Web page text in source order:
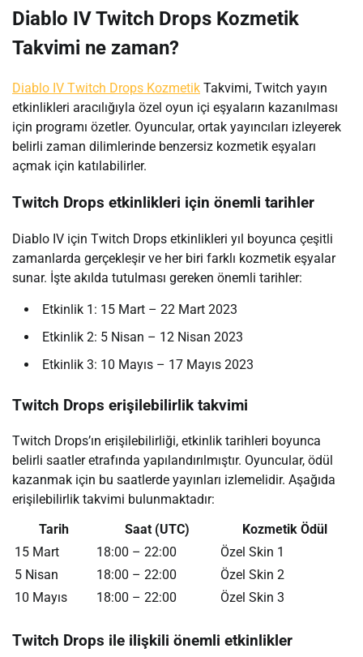
Diablo IV Twitch Drops Kozmetik
Takvimi ne zaman?
Diablo IV Twitch Drops Kozmetik Takvimi, Twitch yayın
etkinlikleri aracılığıyla özel oyun içi eşyaların kazanılması
için programı özetler. Oyuncular, ortak yayıncıları izleyerek
belirli zaman dilimlerinde benzersiz kozmetik eşyaları
açmak için katılabilirler.
Twitch Drops etkinlikleri için önemli tarihler
Diablo IV için Twitch Drops etkinlikleri yıl boyunca çeşitli
zamanlarda gerçekleşir ve her biri farklı kozmetik eşyalar
sunar. İşte akılda tutulması gereken önemli tarihler:
Etkinlik 1: 15 Mart – 22 Mart 2023
Etkinlik 2: 5 Nisan – 12 Nisan 2023
Etkinlik 3: 10 Mayıs – 17 Mayıs 2023
Twitch Drops erişilebilirlik takvimi
Twitch Drops’ın erişilebilirliği, etkinlik tarihleri boyunca
belirli saatler etrafında yapılandırılmıştır. Oyuncular, ödül
kazanmak için bu saatlerde yayınları izlemelidir. Aşağıda
erişilebilirlik takvimi bulunmaktadır:
Tarih
Saat (UTC)
Kozmetik Ödül
15 Mart
18:00 – 22:00
Özel Skin 1
5 Nisan
18:00 – 22:00
Özel Skin 2
10 Mayıs
18:00 – 22:00 Özel Skin 3
Twitch Drops ile ilişkili önemli etkinlikler